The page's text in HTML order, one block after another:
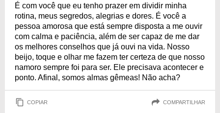
É com você que eu tenho prazer em dividir minha
rotina, meus segredos, alegrias e dores. É você a
pessoa amorosa que está sempre disposta a me ouvir
com calma e paciência, além de ser capaz de me dar
os melhores conselhos que já ouvi na vida. Nosso
beijo, toque e olhar me fazem ter certeza de que nosso
namoro sempre foi para ser. Ele precisava acontecer e
ponto. Afinal, somos almas gêmeas! Não acha?
COPIAR COMPARTILHAR